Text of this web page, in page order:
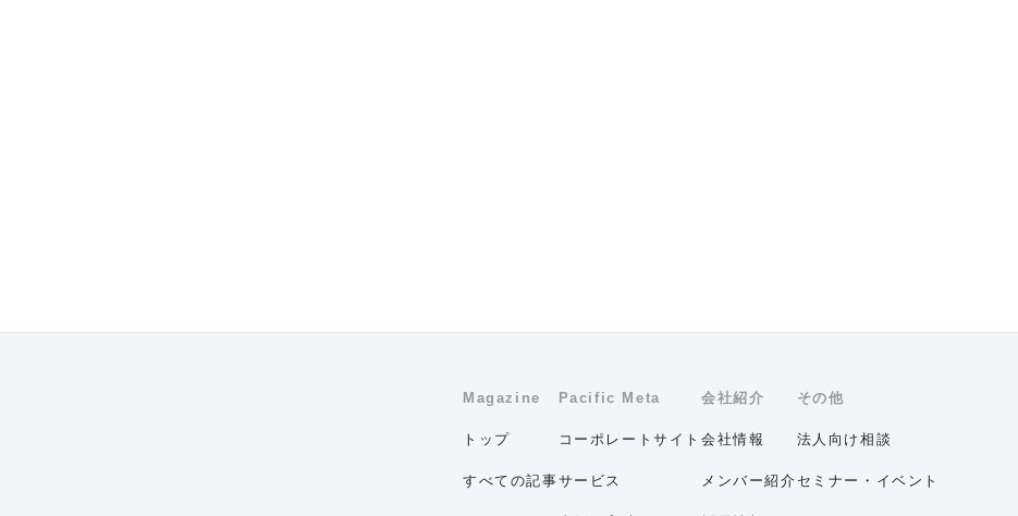
Magazine
トップ
すべての記事
Pacific Meta
コーポレートサイト
サービス
会社紹介
会社情報
メンバー紹介
その他
法人向け相談
セミナー・イベント